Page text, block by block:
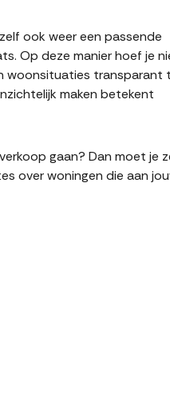
ook weer een passende
Op deze manier hoef je
woonsituaties transparant
maken betekent
gaan? Dan moet je
over woningen die aan